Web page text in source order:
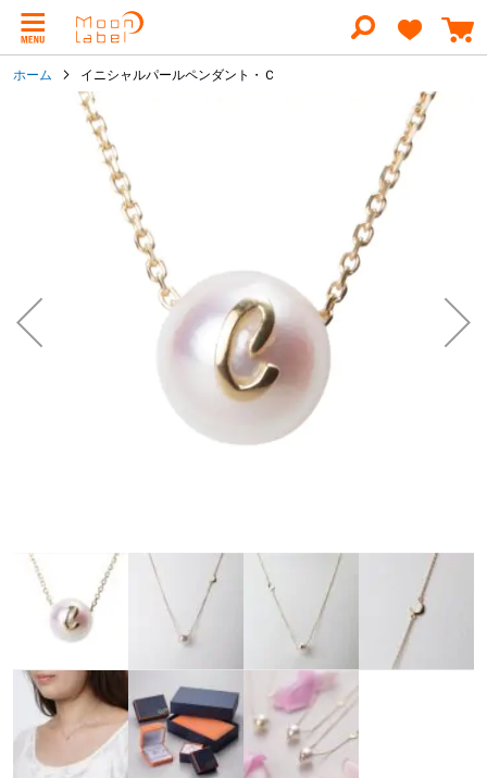
ン
ン
検
ホーム イニシャルパールペンダント・Ｃ
最
後